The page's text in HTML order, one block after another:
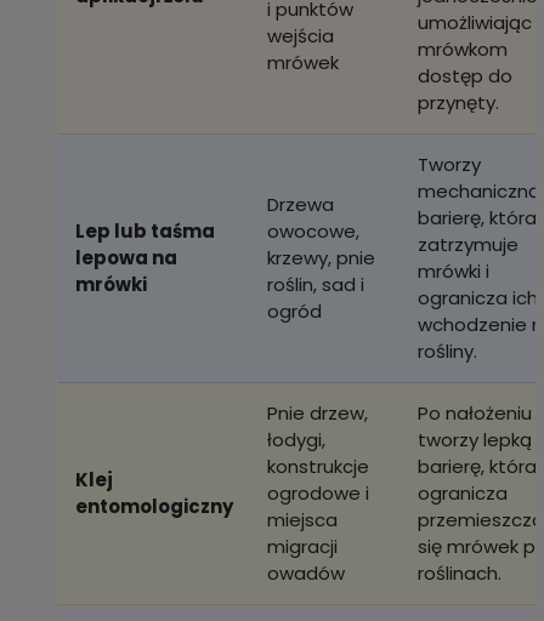
i punktów
wejścia
mrówek
umożliwiając
mrówkom
dostęp do
przynęty.
Lep lub taśma
lepowa na
mrówki
Drzewa
owocowe,
krzewy, pnie
roślin, sad i
ogród
Tworzy
mechaniczną
barierę, która
zatrzymuje
mrówki i
ogranicza ich
wchodzenie
rośliny.
Klej
entomologiczny
Pnie drzew,
łodygi,
konstrukcje
ogrodowe i
miejsca
migracji
owadów
Po nałożeniu
tworzy lepką
barierę, która
ogranicza
się mrówek
roślinach.